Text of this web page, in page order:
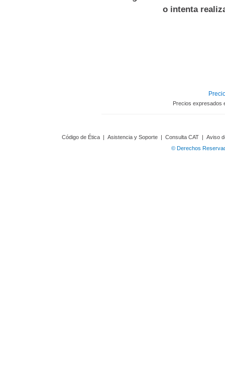
o intenta
Precios expresados
Código de Ética | Asistencia y Soporte | Consulta CAT | Aviso
© Derechos